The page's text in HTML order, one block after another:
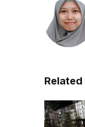
Related